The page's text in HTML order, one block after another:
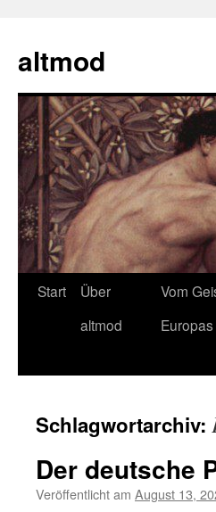
springen
altmod
Start
Über
altmod
Vom
Europas
Schlagwortarchiv:
Der deutsche
Veröffentlicht am August 13,